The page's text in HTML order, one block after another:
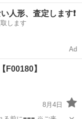
（MDF）を使用し、
人形、査定します❗️
します
Ad
F00180】
8月4日